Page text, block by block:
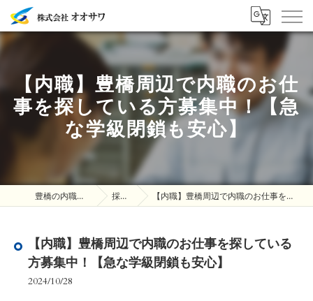
【内職】豊橋周辺で内職のお仕
事を探している方募集中！【急
な学級閉鎖も安心】
豊橋の内職は株式会社オオサワ 採用ブログ 【内職】豊橋周辺で内職のお仕事を探している方募集中！【急な学級閉鎖も安心】
【内職】豊橋周辺で内職のお仕事を探している
方募集中！【急な学級閉鎖も安心】
2024/10/28